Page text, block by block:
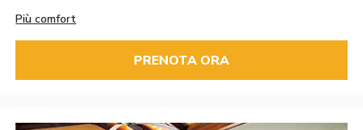
Più comfort
PRENOTA ORA